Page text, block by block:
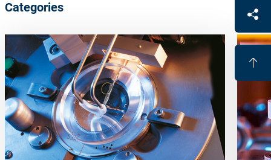
Categories